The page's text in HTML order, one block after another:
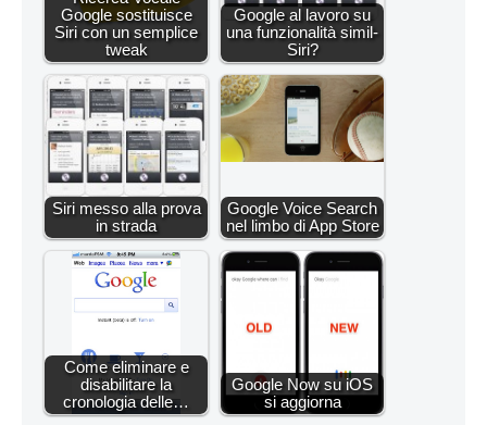
Google sostituisce
Siri con un semplice
tweak
Google al lavoro su
una funzionalità simil-
Siri?
Siri messo alla prova
in strada
Google Voice Search
nel limbo di App Store
Come eliminare e
disabilitare la
cronologia delle…
Google Now su iOS
si aggiorna